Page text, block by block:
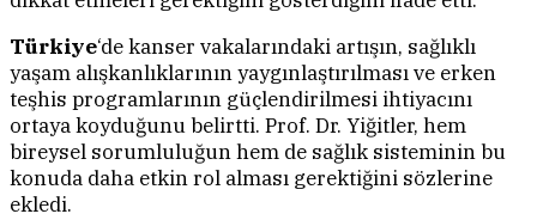
Türkiye‘de kanser vakalarındaki artışın, sağlıklı
yaşam alışkanlıklarının yaygınlaştırılması ve erken
teşhis programlarının güçlendirilmesi ihtiyacını
ortaya koyduğunu belirtti. Prof. Dr. Yiğitler, hem
bireysel sorumluluğun hem de sağlık sisteminin bu
konuda daha etkin rol alması gerektiğini sözlerine
ekledi.